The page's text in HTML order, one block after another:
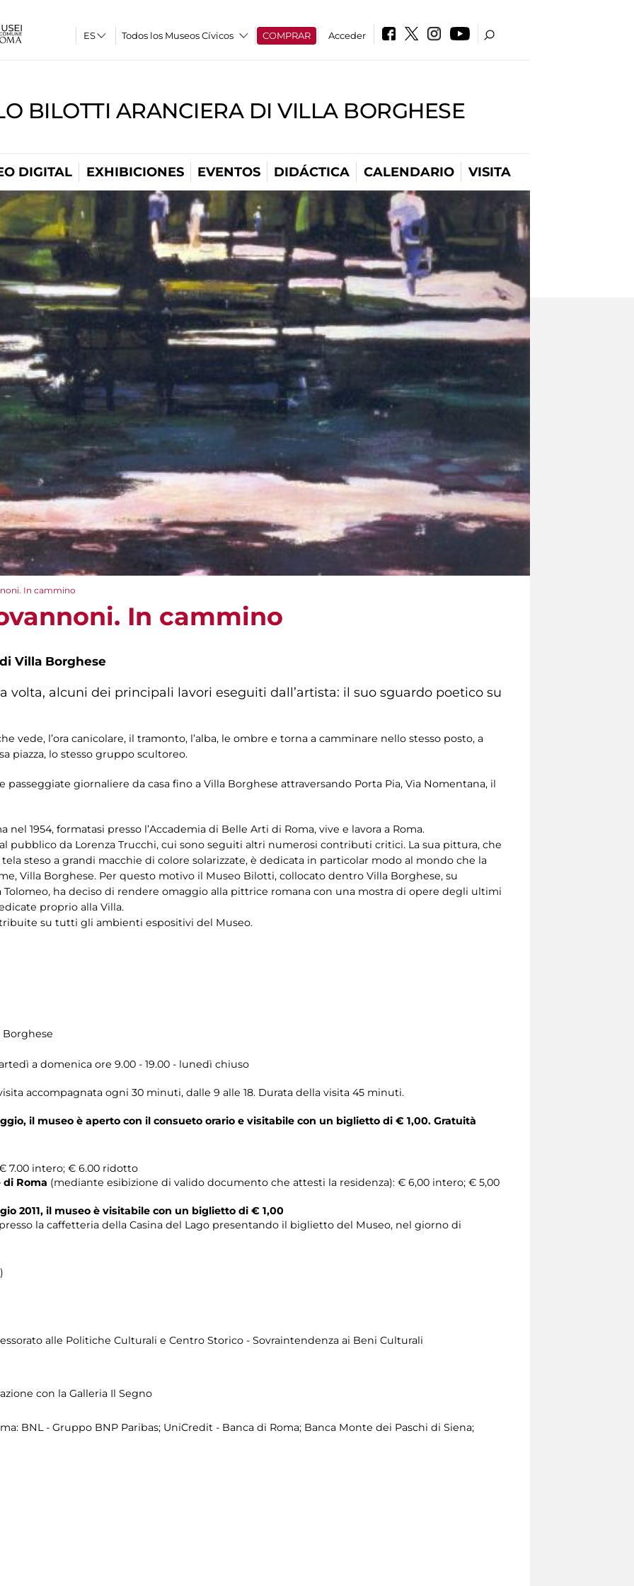
Todos los Museos Cívicos COMPRAR Acceder
BILOTTI ARANCIERA DI VILLA BORGHESE
DIGITAL EXHIBICIONES EVENTOS DIDÁCTICA CALENDARIO VISITA
In cammino
In cammino
Villa Borghese
volta, alcuni dei principali lavori eseguiti dall’artista: il suo sguardo poetico su
vede, l’ora canicolare, il tramonto, l’alba, le ombre e torna a camminare nello stesso posto, a
piazza, lo stesso gruppo scultoreo.
giornaliere da casa fino a Villa Borghese attraversando Porta Pia, Via Nomentana, il
nel 1954, formatasi presso l’Accademia di Belle Arti di Roma, vive e lavora a Roma.
pubblico da Lorenza Trucchi, cui sono seguiti altri numerosi contributi critici. La sua pittura, che
steso a grandi macchie di colore solarizzate, è dedicata in particolar modo al mondo che la
Villa Borghese. Per questo motivo il Museo Bilotti, collocato dentro Villa Borghese, su
Tolomeo, ha deciso di rendere omaggio alla pittrice romana con una mostra di opere degli ultimi
proprio alla Villa.
su tutti gli ambienti espositivi del Museo.
Borghese
a domenica ore 9.00 - 19.00 - lunedì chiuso
accompagnata ogni 30 minuti, dalle 9 alle 18. Durata della visita 45 minuti.
il museo è aperto con il consueto orario e visitabile con un biglietto di € 1,00. Gratuità
7.00 intero; € 6.00 ridotto
Roma (mediante esibizione di valido documento che attesti la residenza): € 6,00 intero; € 5,00
2011, il museo è visitabile con un biglietto di € 1,00
la caffetteria della Casina del Lago presentando il biglietto del Museo, nel giorno di
alle Politiche Culturali e Centro Storico - Sovraintendenza ai Beni Culturali
con la Galleria Il Segno
BNL - Gruppo BNP Paribas; UniCredit - Banca di Roma; Banca Monte dei Paschi di Siena;